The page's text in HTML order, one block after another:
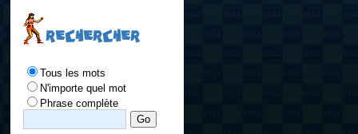
RECHERCHER
Tous les mots
N'importe quel mot
Phrase complète